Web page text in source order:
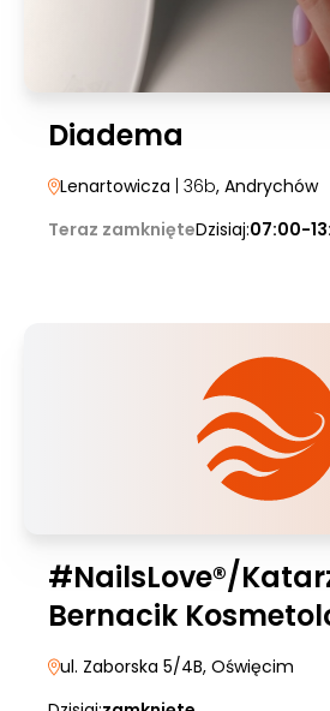
Diadema
Lenartowicza | 36b, Andrychów
Teraz zamknięteDzisiaj:07:00-
#NailsLove®/
Bernacik
ul. Zaborska 5/4B, Oświęcim